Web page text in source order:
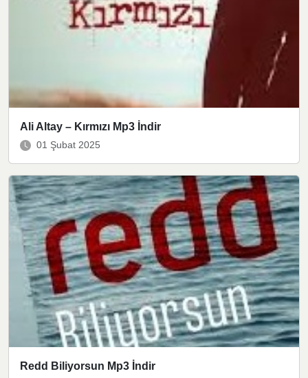
Ali Altay – Kırmızı Mp3 İndir
01 Şubat 2025
Redd Biliyorsun Mp3 İndir